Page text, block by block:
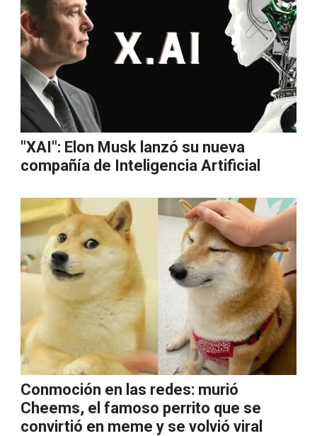
"XAI": Elon Musk lanzó su nueva
compañía de Inteligencia Artificial
Conmoción en las redes: murió
Cheems, el famoso perrito que se
convirtió en meme y se volvió viral